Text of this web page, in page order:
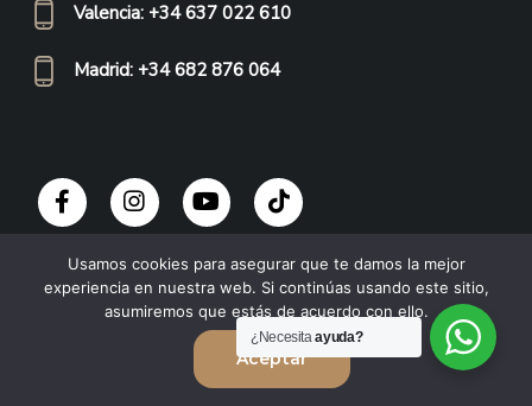
Valencia: +34 637 022 610
Madrid: +34 682 876 064
¿Necesitaayuda?
Usamos cookies para asegurar que te damos la mejor
experiencia en nuestra web. Si continúas usando este sitio,
asumiremos que estás de acuerdo con ello.
Aceptar